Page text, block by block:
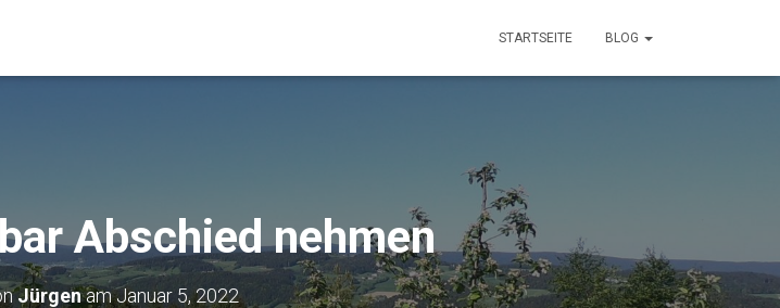
STARTSEITE BLOG
Abschied nehmen
JürgenamJanuar 5, 2022